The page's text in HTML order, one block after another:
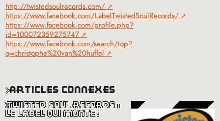
http://twistedsoulrecords.com/
https://www.facebook.com/LabelTwistedSoulRecords/
https://www.facebook.com/profile.php?
id=100072359275747
https://www.facebook.com/search/top?
q=christophe%20van%20huffel
articles connexes
twisted soul records :
le label qui monte !